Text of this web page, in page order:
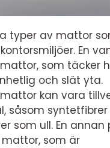
typer av mattor
En
som täcker
och slät yta.
kan vara
såsom syntetfibrer
som ull. En annan
som är